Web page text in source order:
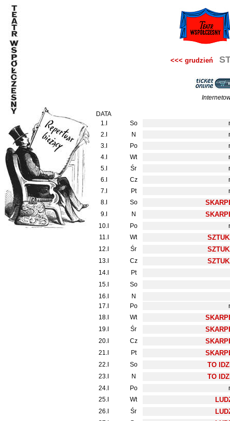
<<< grudzień
DATA
1.I
So
2.I
N
3.I
Po
4.I
Wt
5.I
Śr
6.I
Cz
7.I
Pt
8.I
So
9.I N
10.I Po
11.I
Wt
12.I Śr
13.I Cz
14.I
Pt
15.I
So
16.I
N
17.I
Po
18.I
Wt
19.I Śr
20.I Cz
21.I Pt
22.I So TO
23.I N TO
24.I Po
25.I
Wt
26.I Śr